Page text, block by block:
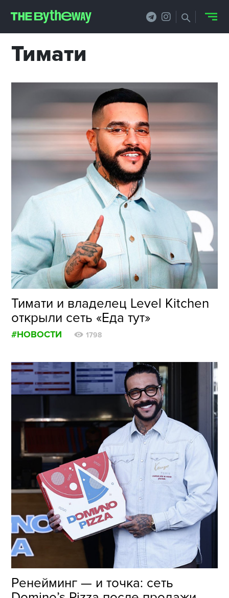
Тимати
Тимати и владелец Level Kitchen
открыли сеть «Еда тут»
#НОВОСТИ 1798
Ренейминг — и точка: сеть
НОВОСТИ
PRO.ОБЗОР
КЕЙСЫ
ФИЛОСОФИЯ
КРЕАТИВА
БИЗНЕС И
ТЕХНОЛОГИИ
ФЕСТИВАЛИ
ФОТОГРАФИЯ
ТИПОГРАФИКА
ИСТОРИИ БРЕНДОВ
О ПРОЕКТЕ
РЕКЛАМА